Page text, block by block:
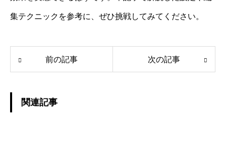
集テクニックを参考に、ぜひ挑戦してみてください。
前の記事 次の記事
関連記事